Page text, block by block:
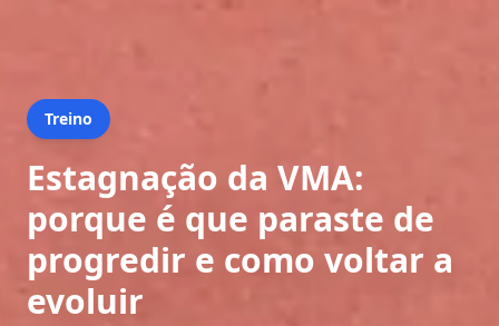
Treino
Estagnação da VMA:
porque é que paraste de
progredir e como voltar a
evoluir